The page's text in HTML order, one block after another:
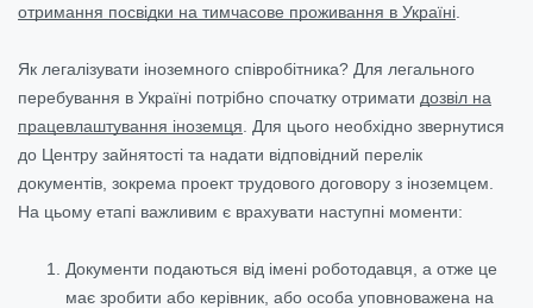
отримання посвідки на тимчасове проживання в Україні
Як легалізувати іноземного співробітника? Для легального
перебування в Україні потрібно спочатку отримати дозвіл на
працевлаштування іноземця . Для цього необхідно звернутися
до Центру зайнятості та надати відповідний перелік
документів, зокрема проект трудового договору з іноземцем.
На цьому етапі важливим є врахувати наступні моменти:
Документи подаються від імені роботодавця, а отже це
має зробити або керівник, або особа уповноважена на